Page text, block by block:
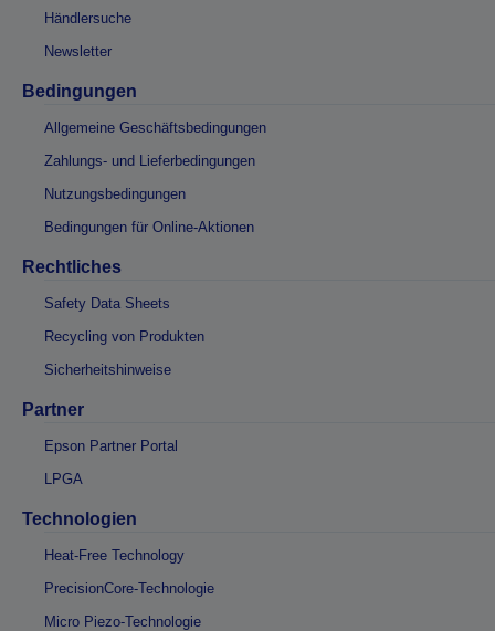
Händlersuche
Newsletter
Bedingungen
Allgemeine Geschäftsbedingungen
Zahlungs- und Lieferbedingungen
Nutzungsbedingungen
Bedingungen für Online-Aktionen
Rechtliches
Safety Data Sheets
Recycling von Produkten
Sicherheitshinweise
Partner
Epson Partner Portal
LPGA
Technologien
Heat-Free Technology
PrecisionCore-Technologie
Micro Piezo-Technologie